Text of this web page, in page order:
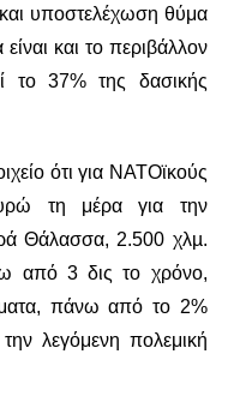
υποστελέχωση θύμα
και το περιβάλλον
το 37% της δασικής
ότι για ΝΑΤΟϊκούς
τη μέρα για την
Θάλασσα, 2.500 χλµ.
από 3 δις το χρόνο,
πάνω από το 2%
λεγόμενη πολεμική